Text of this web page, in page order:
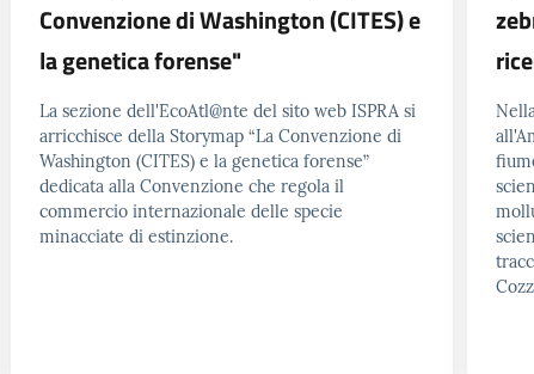
Convenzione di Washington (CITES) e
la genetica forense"
La sezione dell'EcoAtl@nte del sito web ISPRA si
arricchisce della Storymap “La Convenzione di
Washington (CITES) e la genetica forense”
dedicata alla Convenzione che regola il
commercio internazionale delle specie
minacciate di estinzione.